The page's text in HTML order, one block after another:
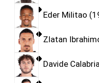
Eder Militao
Zlatan
Davide